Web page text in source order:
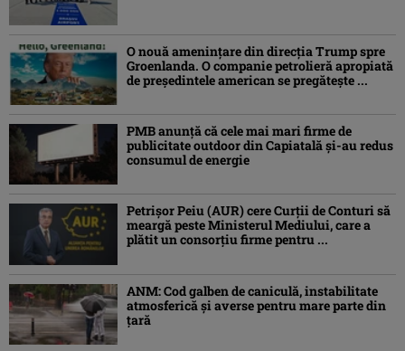
O nouă amenințare din direcția Trump spre
Groenlanda. O companie petrolieră apropiată
de președintele american se pregătește ...
PMB anunță că cele mai mari firme de
publicitate outdoor din Capiatală și-au redus
consumul de energie
Petrişor Peiu (AUR) cere Curții de Conturi să
meargă peste Ministerul Mediului, care a
plătit un consorţiu firme pentru ...
ANM: Cod galben de caniculă, instabilitate
atmosferică și averse pentru mare parte din
țară